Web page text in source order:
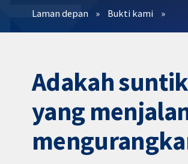
Penapis
Laman depan Bukti kami
Adakah
yang